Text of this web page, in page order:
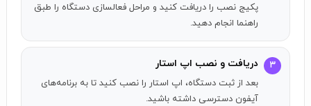
کنید.
ماهیگیری:از سطح آب موجودات زیرآبی باهوش را صید کنید.
پخت و پز:دستور غذاهای خوشمزه تهیه کنید تا به دائمی‌های
توانایی‌ها و آمار خود ارتقا دهید.
کشف اسرار جزیره عجیب: به رمز و رازهای جزیره‌ی عجیب خود پی
ببرید.
پکیج نصب را دریافت کنید و مراحل فعالسازی دستگاه را طبق
راهنما انجام دهید.
۳ دریافت و نصب اپ استار
بعد از ثبت دستگاه، اپ استار را نصب کنید تا به برنامه‌های
آیفون دسترسی داشته باشید.